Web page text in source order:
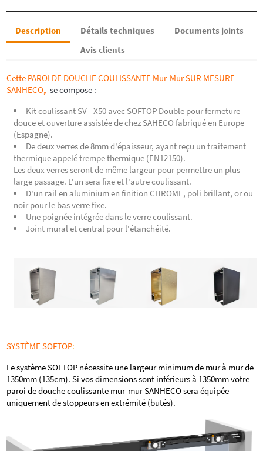
Description Détails techniques
Documents joints
Avis clients
Cette PAROI DE DOUCHE COULISSANTE Mur-Mur SUR MESURE
SANHECO, se compose :
Kit coulissant SV - X50 avec SOFTOP Double pour fermeture
douce et ouverture assistée de chez SAHECO fabriqué en Europe
(Espagne).
De deux verres de 8mm d'épaisseur, ayant reçu un traitement
thermique appelé trempe thermique (EN12150).
Les deux verres seront de même largeur pour permettre un plus
large passage. L'un sera fixe et l'autre coulissant.
D'un rail en aluminium en finition CHROME, poli brillant, or ou
noir pour le bas verre fixe.
Une poignée intégrée dans le verre coulissant.
Joint mural et central pour l'étanchéité.
SYSTÈME SOFTOP:
Le système SOFTOP nécessite une largeur minimum de mur à mur de
1350mm (135cm). Si vos dimensions sont inférieurs à 1350mm votre
paroi de douche coulissante mur-mur SANHECO sera équipée
uniquement de stoppeurs en extrémité (butés).